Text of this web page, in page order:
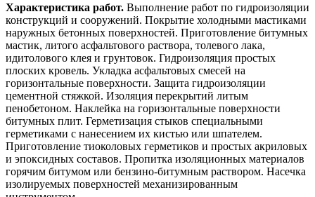
Характеристика работ. Выполнение работ по гидроизоляции
конструкций и сооружений. Покрытие холодными мастиками
наружных бетонных поверхностей. Приготовление битумных
мастик, литого асфальтового раствора, толевого лака,
идитолового клея и грунтовок. Гидроизоляция простых
плоских кровель. Укладка асфальтовых смесей на
горизонтальные поверхности. Защита гидроизоляции
цементной стяжкой. Изоляция перекрытий литым
пенобетоном. Наклейка на горизонтальные поверхности
битумных плит. Герметизация стыков специальными
герметиками с нанесением их кистью или шпателем.
Приготовление тиоколовых герметиков и простых акриловых
и эпоксидных составов. Пропитка изоляционных материалов
горячим битумом или бензино-битумным раствором. Насечка
изолируемых поверхностей механизированным